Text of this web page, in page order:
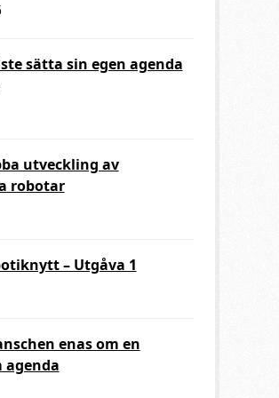
sätta sin egen agenda
utveckling av
robotar
– Utgåva 1
enas om en
agenda